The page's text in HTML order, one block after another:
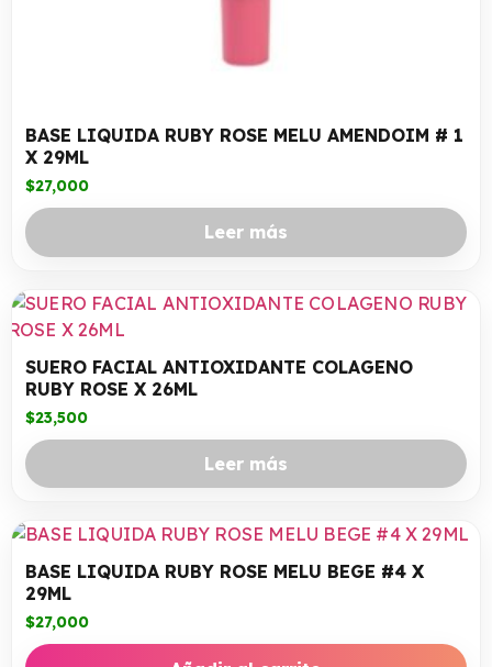
BASE LIQUIDA RUBY ROSE MELU AMENDOIM # 1
X 29ML
$27,000
Leer más
SUERO FACIAL ANTIOXIDANTE COLAGENO
RUBY ROSE X 26ML
$23,500
Leer más
BASE LIQUIDA RUBY ROSE MELU BEGE #4 X
29ML
$27,000